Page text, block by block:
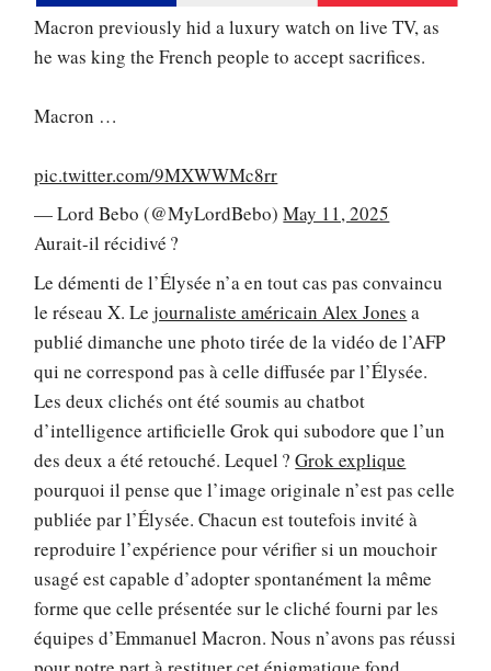
Macron previously hid a luxury watch on live TV, as
he was king the French people to accept sacrifices.
Macron …
pic.twitter.com/9MXWWMc8rr
— Lord Bebo (@MyLordBebo)May 11, 2025
Aurait-il récidivé ?
Le démenti de l’Élysée n’a en tout cas pas convaincu
le réseau X. Lejournaliste américain Alex Jones a
publié dimanche une photo tirée de la vidéo de l’AFP
qui ne correspond pas à celle diffusée par l’Élysée.
Les deux clichés ont été soumis au chatbot
d’intelligence artificielle Grok qui subodore que l’un
des deux a été retouché. Lequel ?Grok explique
pourquoi il pense que l’image originale n’est pas celle
publiée par l’Élysée. Chacun est toutefois invité à
reproduire l’expérience pour vérifier si un mouchoir
usagé est capable d’adopter spontanément la même
forme que celle présentée sur le cliché fourni par les
équipes d’Emmanuel Macron. Nous n’avons pas réussi